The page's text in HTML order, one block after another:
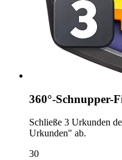
360°-Schnupper-
Schließe 3 Urkunden
Urkunden" ab.
30